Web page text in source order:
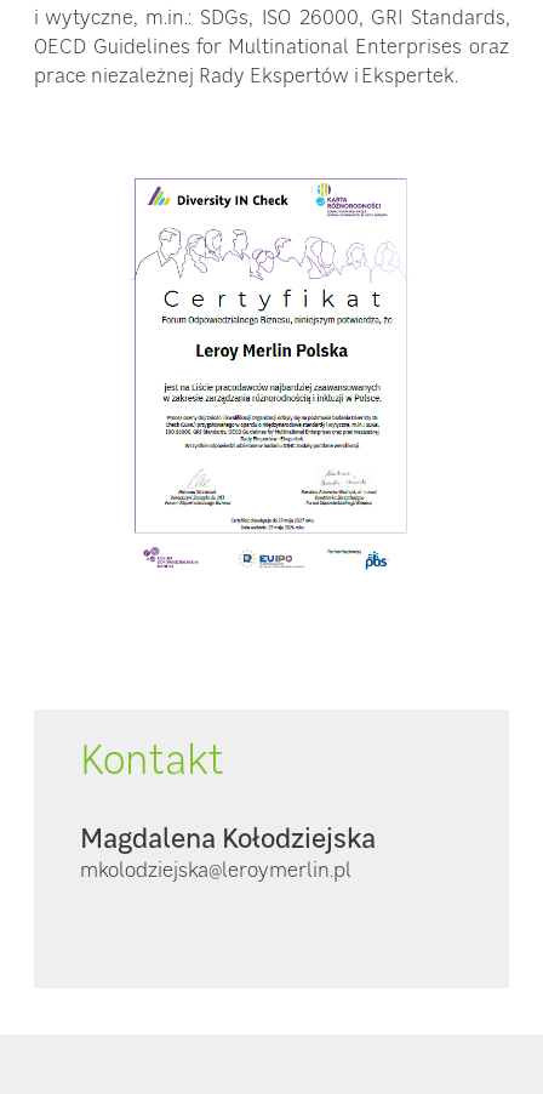
i wytyczne, m.in.: SDGs, ISO 26000, GRI Standards,
OECD Guidelines for Multinational Enterprises oraz
prace niezależnej Rady Ekspertów i Ekspertek.
Kontakt
Magdalena Kołodziejska
mkolodziejska@leroymerlin.pl